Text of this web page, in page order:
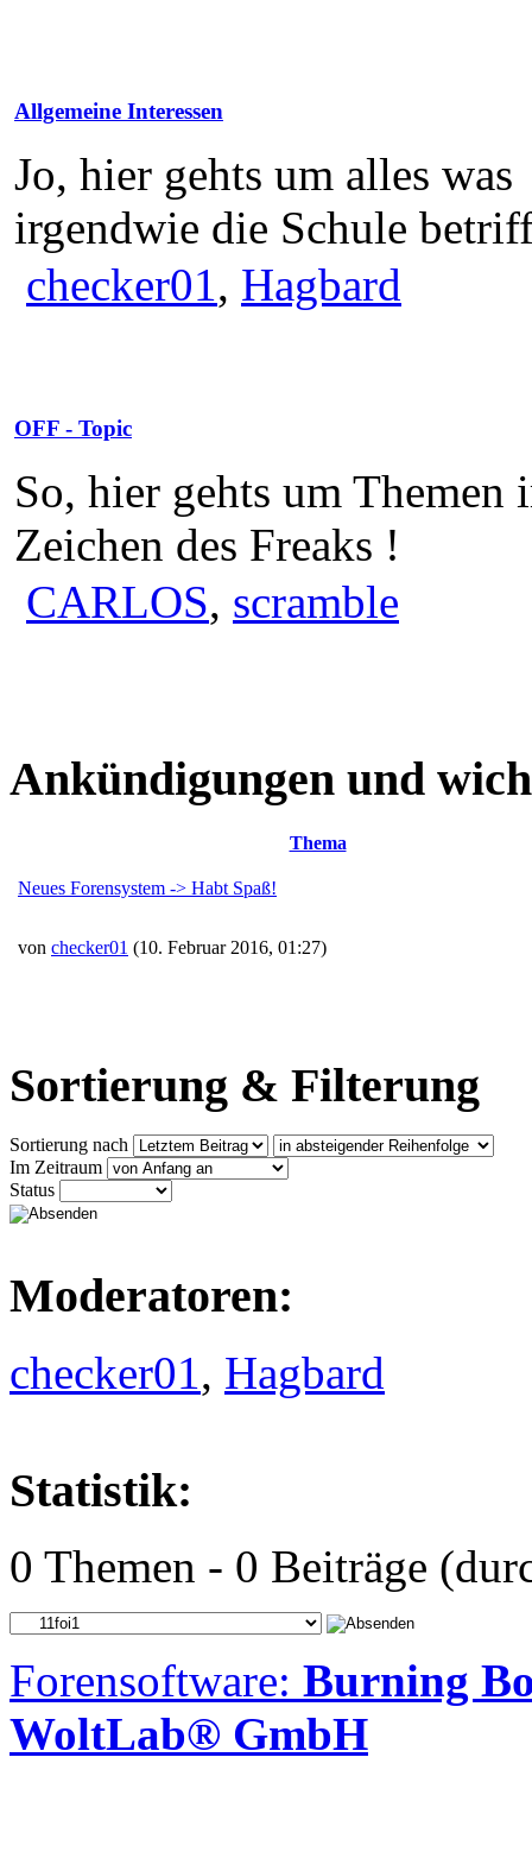
Allgemeine Interessen
Jo, hier gehts um alles was
irgendwie die Schule
checker01, Hagbard
OFF - Topic
So, hier gehts um Themen
Zeichen des Freaks !
CARLOS, scramble
Ankündigungen und
Thema
Neues Forensystem -> Habt Spaß!
von checker01 (10. Februar 2016, 01:27)
Sortierung & Filterung
Sortierung nach
Im Zeitraum
Status
Moderatoren:
checker01, Hagbard
Statistik:
0 Themen - 0 Beiträge
Forensoftware: Burning
WoltLab® GmbH